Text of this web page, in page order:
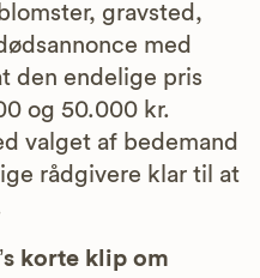
gravsted,
med
den endelige pris
og 50.000 kr.
valget af bedemand
rådgivere klar til at
korte klip om